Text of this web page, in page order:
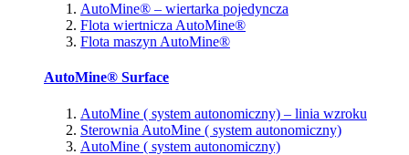
AutoMine® – wiertarka pojedyncza
Flota wiertnicza AutoMine®
Flota maszyn AutoMine®
AutoMine® Surface
AutoMine ( system autonomiczny) – linia wzroku
Sterownia AutoMine ( system autonomiczny)
AutoMine ( system autonomiczny)